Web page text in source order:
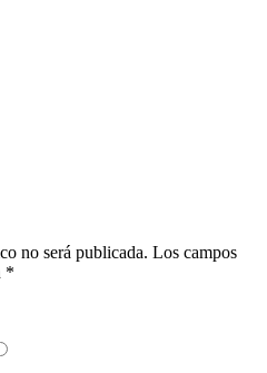
no será publicada. Los campos
*